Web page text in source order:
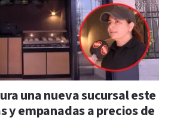
una nueva sucursal este
y empanadas a precios de